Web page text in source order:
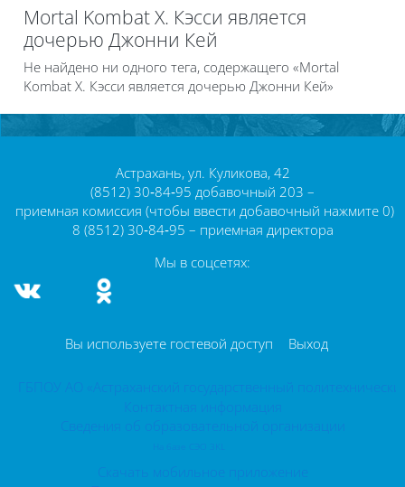
Блоки
Mortal Kombat X. Кэсси является
дочерью Джонни Кей
Не найдено ни одного тега, содержащего «Mortal
Kombat X. Кэсси является дочерью Джонни Кей»
Астрахань, ул. Куликова, 42
(8512) 30‑84‑95 добавочный 203 –
приемная комиссия (чтобы ввести добавочный нажмите 0)
8 (8512) 30‑84‑95 – приемная директора
Мы в соцсетях:
Вы используете гостевой доступ Выход
ГБПОУ АО «Астраханский государственный
Контактная информация
Сведения об образовательной организации
Скачать мобильное приложение